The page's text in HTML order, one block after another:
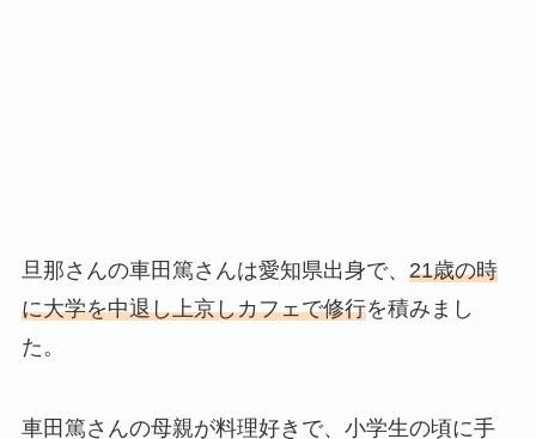
旦那さんの車田篤さんは愛知県出身で、 21歳の時
に大学を中退し上京しカフェで修行を積みまし
た。
車田篤さんの母親が料理好きで、小学生の頃に手